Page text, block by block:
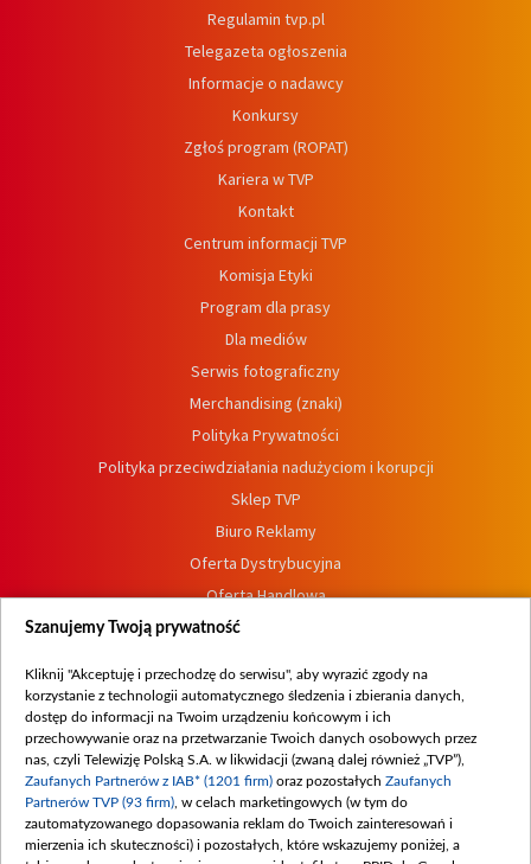
Regulamin tvp.pl
Telegazeta ogłoszenia
Informacje o nadawcy
Konkursy
Zgłoś program (ROPAT)
Kariera w TVP
Kontakt
Centrum informacji TVP
Komisja Etyki
Program dla prasy
Dla mediów
Serwis fotograficzny
Merchandising (znaki)
Polityka Prywatności
Polityka przeciwdziałania nadużyciom i korupcji
Sklep TVP
Biuro Reklamy
Oferta Dystrybucyjna
Oferta Handlowa
Dostępność
Procedura zgłoszeń wewnętrznych
Szanujemy Twoją prywatność
Kliknij "Akceptuję i przechodzę do serwisu", aby wyrazić zgody na
korzystanie z technologii automatycznego śledzenia i zbierania danych,
dostęp do informacji na Twoim urządzeniu końcowym i ich
przechowywanie oraz na przetwarzanie Twoich danych osobowych przez
nas, czyli Telewizję Polską S.A. w likwidacji (zwaną dalej również „TVP”),
Zaufanych Partnerów z IAB* (1201 firm) oraz pozostałych Zaufanych
Partnerów TVP (93 firm) , w celach marketingowych (w tym do
zautomatyzowanego dopasowania reklam do Twoich zainteresowań i
mierzenia ich skuteczności) i pozostałych, które wskazujemy poniżej, a